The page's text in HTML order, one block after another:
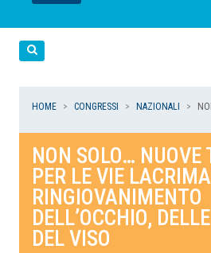
LEGGI
LEGGI
LEGGI
LEGGI
HOME CONGRESSI NAZIONALI
NON SOLO… NUOVE
PER LE VIE
RINGIOVANIMENTO
DELL’OCCHIO,
DEL VISO